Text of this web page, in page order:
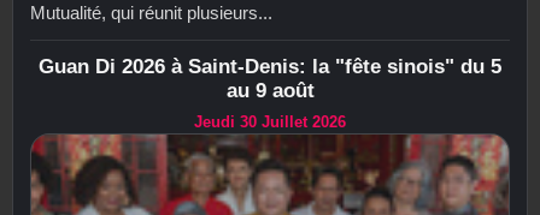
Mutualité, qui réunit plusieurs...
Guan Di 2026 à Saint-Denis: la "fête sinois" du 5
au 9 août
Jeudi 30 Juillet 2026